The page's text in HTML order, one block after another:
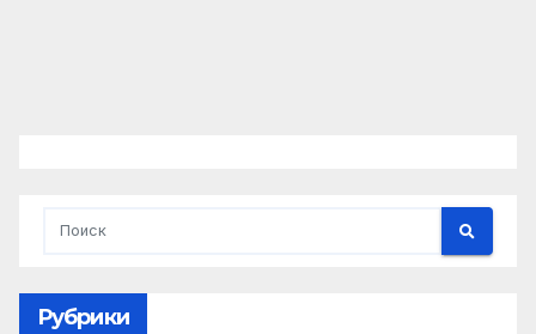
Рубрики